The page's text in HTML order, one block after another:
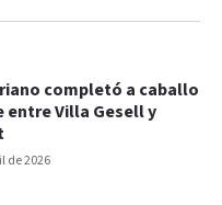
de 2026
completó a caballo
entre Villa Gesell y